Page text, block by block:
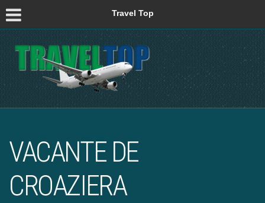
Travel Top
VACANTE DE
CROAZIERA